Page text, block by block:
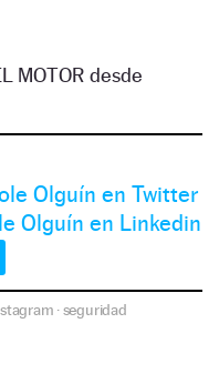
MOTOR desde
Olguín en Twitter
Olguín en Linkedin
·seguridad